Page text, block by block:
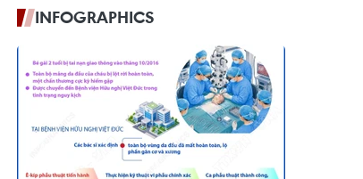
INFOGRAPHICS